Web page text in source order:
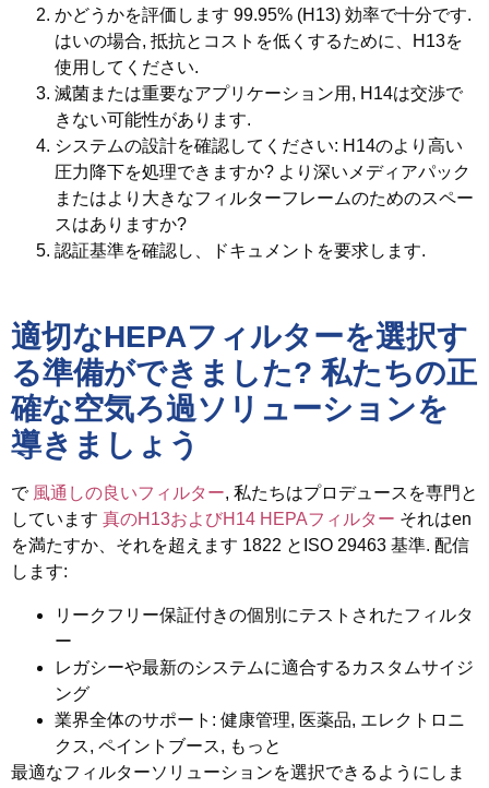
かどうかを評価します 99.95% (H13) 効率で十分です.
はいの場合, 抵抗とコストを低くするために、H13を
使用してください.
滅菌または重要なアプリケーション用, H14は交渉で
きない可能性があります.
システムの設計を確認してください: H14のより高い
圧力降下を処理できますか? より深いメディアパック
またはより大きなフィルターフレームのためのスペー
スはありますか?
認証基準を確認し、ドキュメントを要求します.
適切なHEPAフィルターを選択す
る準備ができました? 私たちの正
確な空気ろ過ソリューションを
導きましょう
で 風通しの良いフィルター, 私たちはプロデュースを専門と
しています 真のH13およびH14 HEPAフィルター それはen
を満たすか、それを超えます 1822 とISO 29463 基準. 配信
します:
リークフリー保証付きの個別にテストされたフィルタ
ー
レガシーや最新のシステムに適合するカスタムサイジ
ング
業界全体のサポート: 健康管理, 医薬品, エレクトロニ
クス, ペイントブース, もっと
最適なフィルターソリューションを選択できるようにしま